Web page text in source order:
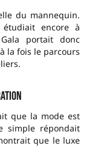
du mannequin.
encore à
portait donc
la fois le parcours
que la mode est
simple répondait
que le luxe